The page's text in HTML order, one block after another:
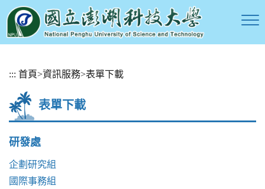
::: 首頁>資訊服務>表單下載
表單下載
研發處
企劃研究組
國際事務組